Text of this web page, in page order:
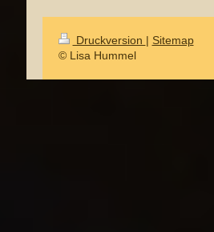
Druckversion | Sitemap
© Lisa Hummel